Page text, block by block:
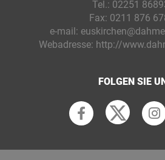
Tel.: 02251
Fax: 0211 876
e-mail:
Webadresse: http://
FOLGEN SIE